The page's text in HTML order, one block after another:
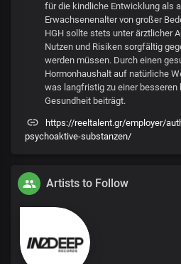
für die kindliche Entwicklung als
Erwachsenenalter von großer
HGH sollte stets unter ärztlicher
Nutzen und Risiken sorgfältig
werden müssen. Durch einen
Hormonhaushalt auf natürliche
was langfristig zu einer
Gesundheit beiträgt.
https://reeltalent.gr/employer/
psychoaktive-substanzen/
Artists to Follow